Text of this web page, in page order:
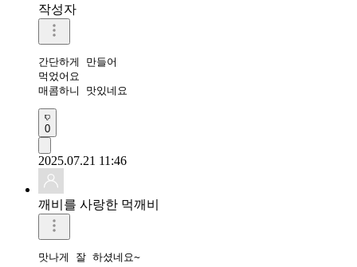
작성자
간단하게 만들어
먹었어요
매콤하니 맛있네요
0
2025.07.21 11:46
깨비를 사랑한 먹깨비
맛나게 잘 하셨네요~